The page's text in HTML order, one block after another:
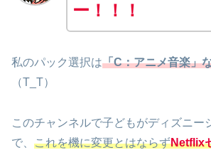
ー！！！
私のパック選択は「C：アニメ音楽」
（T_T）
このチャンネルで子どもがディズニー
で、 これを機に変更とはならずNetflix